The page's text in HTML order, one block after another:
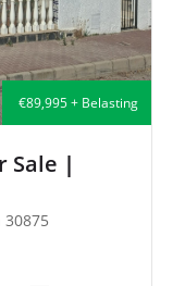
€135,000 + Belasting
For Sale
30875